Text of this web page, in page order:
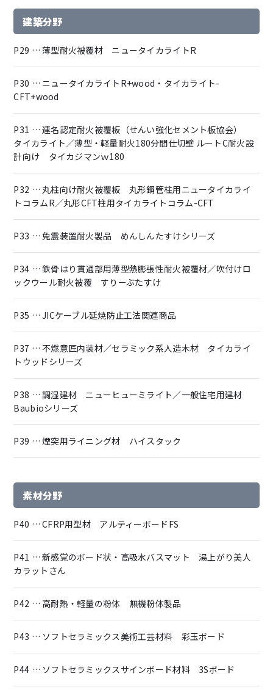
建築分野
P29 … 薄型耐火被覆材 ニュータイカライトR
P30 … ニュータイカライトR+wood・タイカライト-
CFT+wood
P31 … 連名認定耐火被覆板（せんい強化セメント板協会）
タイカライト／薄型・軽量耐火180分間仕切壁 ルートC耐火設
計向け タイカジマンｗ180
P32 … 丸柱向け耐火被覆板 丸形鋼管柱用ニュータイカライ
トコラムR／丸形CFT柱用タイカライトコラム-CFT
P33 … 免震装置耐火製品 めんしんたすけシリーズ
P34 … 鉄骨はり貫通部用薄型熱膨張性耐火被覆材／吹付けロ
ックウール耐火被覆 すりーぶたすけ
P35 … JICケーブル延焼防止工法関連商品
P37 … 不燃意匠内装材／セラミック系人造木材 タイカライ
トウッドシリーズ
P38 … 調湿建材 ニューヒューミライト／一般住宅用建材
Baubioシリーズ
P39 … 煙突用ライニング材 ハイスタック
素材分野
P40 … CFRP用型材 アルティーボードFS
P41 … 新感覚のボード状・高吸水バスマット 湯上がり美人
カラットさん
P42 … 高耐熱・軽量の粉体 無機粉体製品
P43 … ソフトセラミックス美術工芸材料 彩玉ボード
P44 … ソフトセラミックスサインボード材料 3Sボード